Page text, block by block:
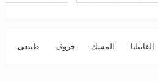
الفانيليا المسك خروف طبيعي